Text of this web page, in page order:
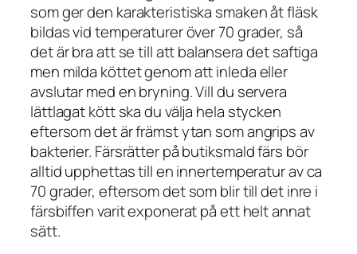
som ger den karakteristiska smaken åt fläsk
bildas vid temperaturer över 70 grader, så
det är bra att se till att balansera det saftiga
men milda köttet genom att inleda eller
avslutar med en bryning. Vill du servera
lättlagat kött ska du välja hela stycken
eftersom det är främst ytan som angrips av
bakterier. Färsrätter på butiksmald färs bör
alltid upphettas till en innertemperatur av ca
70 grader, eftersom det som blir till det inre i
färsbiffen varit exponerat på ett helt annat
sätt.